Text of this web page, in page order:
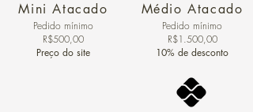
Mini Atacado
Pedido ​mínimo
R$500,00
Preço do site
Médio Atacado
Pedido mínimo
R$1.500,00
10% de desconto